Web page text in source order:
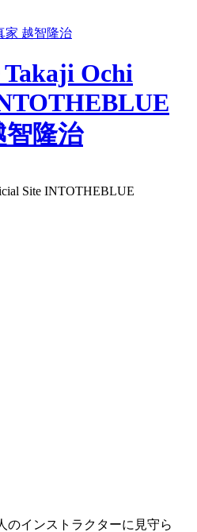
Ochi
智隆治
Site INTOTHEBLUE
のインストラクターに見守ら